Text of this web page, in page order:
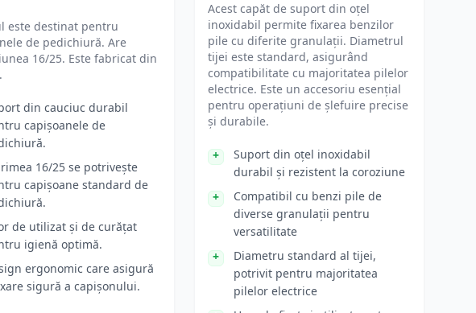
este destinat pentru
de pedichiură. Are
16/25. Este fabricat din
din cauciuc durabil
capișoanele de
16/25 se potrivește
capișoane standard de
de utilizat și de curățat
igienă optimă.
ergonomic care asigură
sigură a capișonului.
Acest capăt de suport din oțel
inoxidabil permite fixarea benzilor
pile cu diferite granulații. Diametrul
tijei este standard, asigurând
compatibilitate cu majoritatea pilelor
electrice. Este un accesoriu esențial
pentru operațiuni de șlefuire precise
și durabile.
Suport din oțel inoxidabil
durabil și rezistent la coroziune
Compatibil cu benzi pile de
diverse granulații pentru
versatilitate
Diametru standard al tijei,
potrivit pentru majoritatea
pilelor electrice